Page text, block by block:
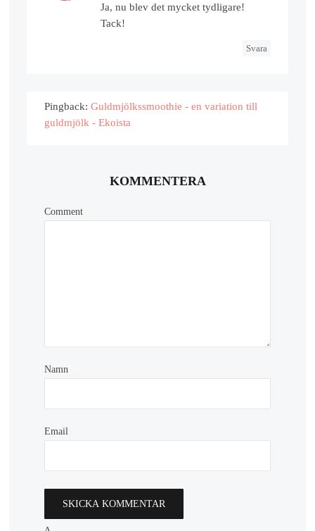
Ja, nu blev det mycket tydligare!
Tack!
Svara
Pingback:Guldmjölkssmoothie - en variation till
guldmjölk - Ekoista
KOMMENTERA
Comment
Namn
Email